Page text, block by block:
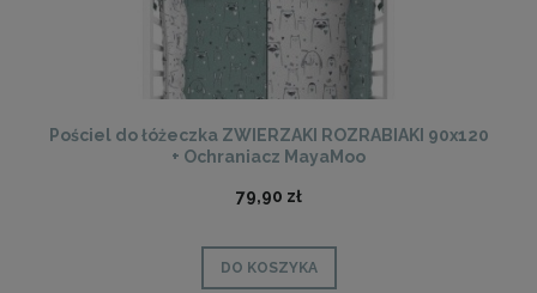
Pościel do łóżeczka ZWIERZAKI ROZRABIAKI 90x120
+ Ochraniacz MayaMoo
79,90 zł
DO KOSZYKA